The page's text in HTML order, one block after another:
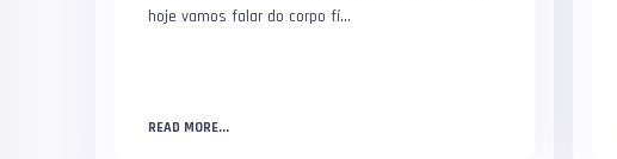
hoje vamos falar do corpo fí...
READ MORE...